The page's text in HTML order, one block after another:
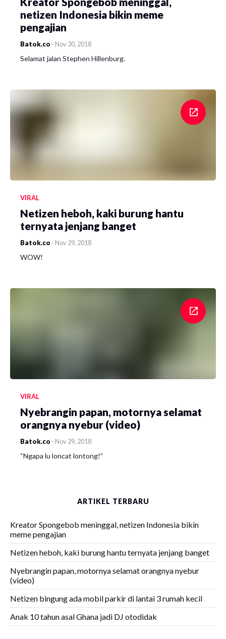
netizen Indonesia bikin meme
pengajian
Batok.co - Nov 30, 2018
Selamat jalan Stephen Hillenburg.
VIRAL
Netizen heboh, kaki burung hantu
ternyata jenjang banget
Batok.co - Nov 29, 2018
WOW!
VIRAL
Nyebrangin papan, motornya selamat
orangnya nyebur (video)
Batok.co - Nov 29, 2018
“Ngapa lu loncat lontong!”
ARTIKEL TERBARU
Kreator Spongebob meninggal, netizen Indonesia bikin
meme pengajian
Netizen heboh, kaki burung hantu ternyata jenjang banget
Nyebrangin papan, motornya selamat orangnya nyebur
(video)
Netizen bingung ada mobil parkir di lantai 3 rumah kecil
Anak 10 tahun asal Ghana jadi DJ otodidak